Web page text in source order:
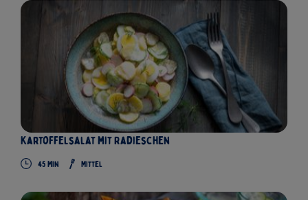
Kartoffelsalat mit Radieschen
45Min Mittel